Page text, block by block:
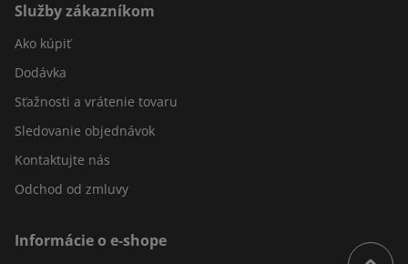
Služby zákazníkom
Ako kúpiť
Dodávka
Sťažnosti a vrátenie tovaru
Sledovanie objednávok
Kontaktujte nás
Odchod od zmluvy
Informácie o e-shope